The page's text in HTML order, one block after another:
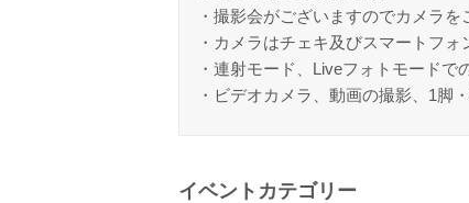
・撮影会がございますのでカメラ
・カメラはチェキ及びスマートフ
・連射モード、Liveフォトモードで
・ビデオカメラ、動画の撮影、1脚
イベントカテゴリー